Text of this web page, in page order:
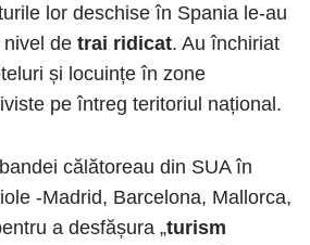
lor deschise în Spania le-au
de trai ridicat. Au închiriat
și locuințe în zone
pe întreg teritoriul național.
călătoreau din SUA în
-Madrid, Barcelona, ​​Mallorca,
a desfășura „turism